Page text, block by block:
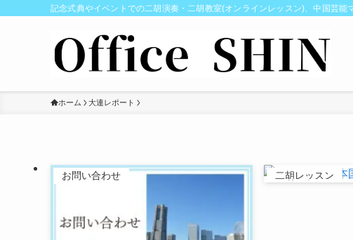
記念式典やイベントでの二胡演奏・二胡教室(オンラインレッスン)、中国芸能
ホーム 大連レポート
お問い合わせ 二胡レッスン